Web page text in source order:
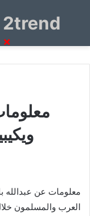
2trendبحث
معلومات عن عبدالله
العرب والمسلمون
×